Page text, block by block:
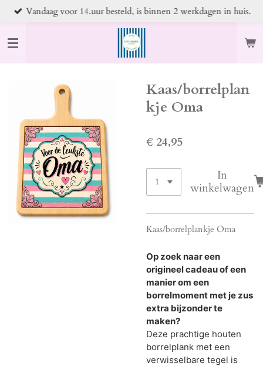
Ga
naar
de
hoofdinhoud
Vandaag voor 14.uur besteld, is binnen 2 werkdagen in huis.
Kaas/borrelplan
kje Oma
€ 24,95
In
winkelwagen
Kaas/borrelplankje Oma
Op zoek naar een
origineel cadeau of een
manier om een
borrelmoment met je zus
extra bijzonder te
maken?
Deze prachtige houten
borrelplank met een
verwisselbare tegel is